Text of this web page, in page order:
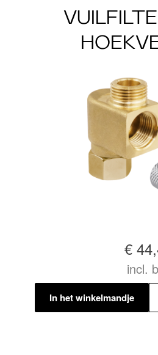
€
incl.
In het winkelmandje